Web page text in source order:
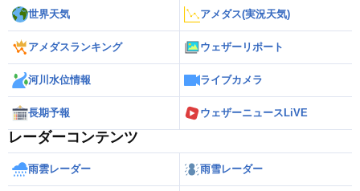
世界天気 アメダス(実況天気)
アメダスランキング ウェザーリポート
河川水位情報 ライブカメラ
長期予報 ウェザーニュースLiVE
レーダーコンテンツ
雨雲レーダー 雨雪レーダー